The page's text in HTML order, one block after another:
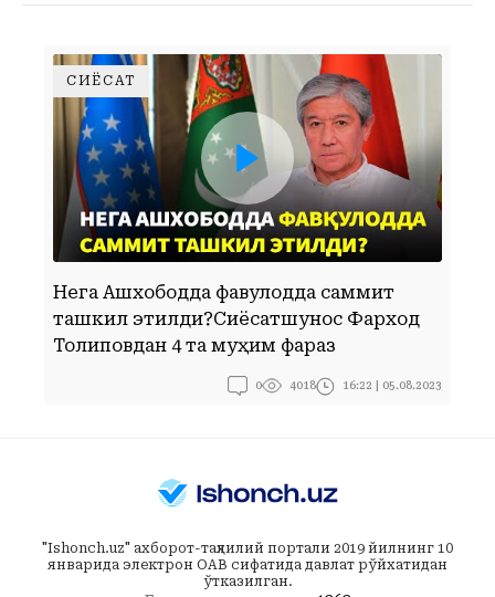
НЕГА АШХОБОДДА ФАВҚУЛОДДА САММИТ ТАШКИЛ ЭТИЛДИ?СИЁСАТШУНОС ФАРХОД ТОЛИПОВДАН 4 ТА МУҲИМ ФАРАЗ
СИЁСАТ
Нега Ашхободда фавқулодда саммит
ташкил этилди?Сиёсатшунос Фарход
Толиповдан 4 та муҳим фараз
0 4018 16:22 | 05.08.2023
"Ishonch.uz" ахборот-таҳлилий портали 2019 йилнинг 10
январида электрон ОАВ сифатида давлат рўйхатидан
ўтказилган.